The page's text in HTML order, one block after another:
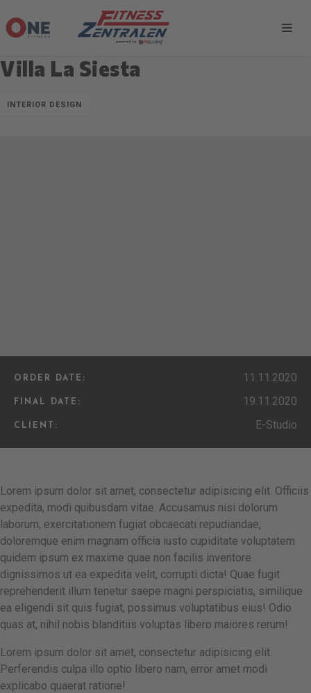
Villa La Siesta
INTERIOR DESIGN
ORDER DATE: 11.11.2020
FINAL DATE: 19.11.2020
CLIENT: E-Studio
Lorem ipsum dolor sit amet, consectetur adipisicing elit. Officiis
expedita, modi quibusdam vitae. Accusamus nisi dolorum
laborum, exercitationem fugiat obcaecati repudiandae,
doloremque enim magnam officia iusto cupiditate voluptatem
quidem ipsum ex maxime quae non facilis inventore
dignissimos ut ea expedita velit, corrupti dicta! Quae fugit
reprehenderit illum tenetur saepe magni perspiciatis, similique
ea eligendi sit quis fugiat, possimus voluptatibus eius! Odio
quas at, nihil nobis blanditiis voluptas libero maiores rerum!
Lorem ipsum dolor sit amet, consectetur adipisicing elit.
Perferendis culpa illo optio libero nam, error amet modi
explicabo quaerat ratione!